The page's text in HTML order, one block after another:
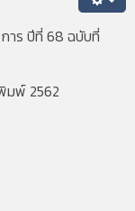
าร ปีที่ 68 ฉบับที่
มพ์ 2562